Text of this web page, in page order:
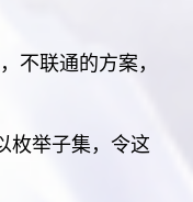
不联通的方案，
枚举子集，令这